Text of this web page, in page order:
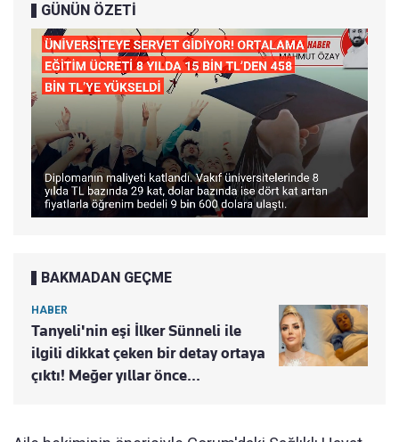
GÜNÜN ÖZETİ
BAKMADAN GEÇME
HABER
Tanyeli'nin eşi İlker Sünneli ile
ilgili dikkat çeken bir detay ortaya
çıktı! Meğer yıllar önce...